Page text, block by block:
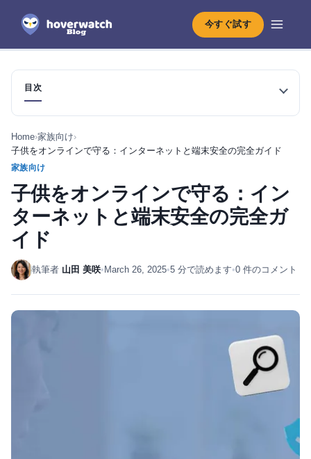
今すぐ試す
目次
Home›家族向け›
子供をオンラインで守る：インターネットと端末安全の完全ガイド
家族向け
子供をオンラインで守る：イン
ターネットと端末安全の完全ガ
イド
執筆者 山田 美咲• March 26, 2025•5 分で読めます•0 件のコメント